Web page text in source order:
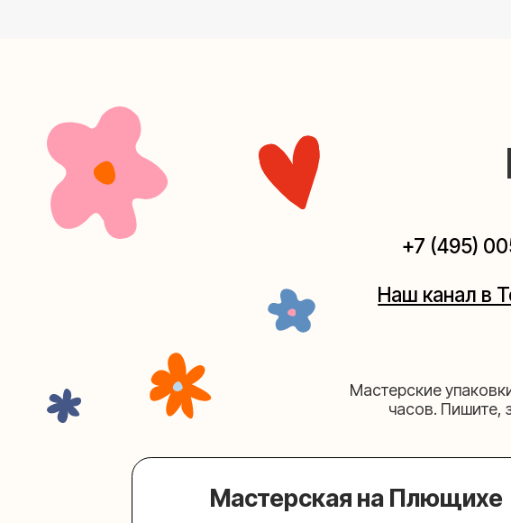
часов. Пишите,
Москва, ул.Плющиха, дом 42
Мастерская на Плющихе
+7 (980) 495-03-13
Наш канал в